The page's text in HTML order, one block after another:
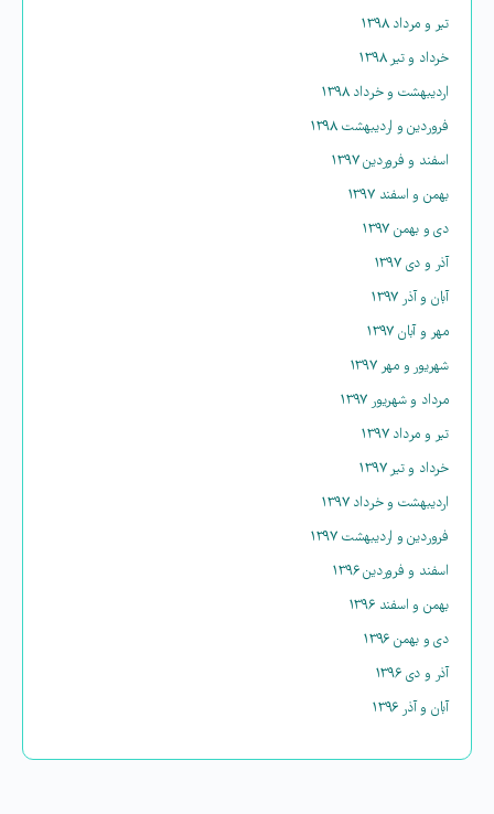
تیر و مرداد ۱۳۹۸
خرداد و تیر ۱۳۹۸
اردیبهشت و خرداد ۱۳۹۸
فروردین و اردیبهشت ۱۳۹۸
اسفند و فروردین ۱۳۹۷
بهمن و اسفند ۱۳۹۷
دی و بهمن ۱۳۹۷
آذر و دی ۱۳۹۷
آبان و آذر ۱۳۹۷
مهر و آبان ۱۳۹۷
شهریور و مهر ۱۳۹۷
مرداد و شهریور ۱۳۹۷
تیر و مرداد ۱۳۹۷
خرداد و تیر ۱۳۹۷
اردیبهشت و خرداد ۱۳۹۷
فروردین و اردیبهشت ۱۳۹۷
اسفند و فروردین ۱۳۹۶
بهمن و اسفند ۱۳۹۶
دی و بهمن ۱۳۹۶
آذر و دی ۱۳۹۶
آبان و آذر ۱۳۹۶